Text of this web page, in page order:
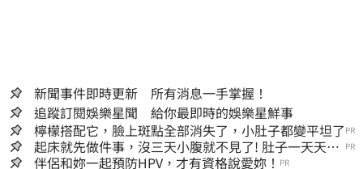
新聞事件即時更新 所有消息一手掌握！
追蹤訂閱娛樂星聞 給你最即時的娛樂星鮮事
檸檬搭配它，臉上斑點全部消失了，小肚子都變平坦了 PR
起床就先做件事，沒三天小腹就不見了! 肚子一天天變
小！
PR
伴侶和妳一起預防HPV，才有資格說愛妳！ PR